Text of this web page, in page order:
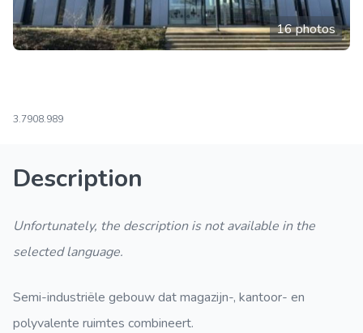
16 photos
3.7908.989
Description
Unfortunately, the description is not available in the
selected language.
Semi-industriële gebouw dat magazijn-, kantoor- en
polyvalente ruimtes combineert.